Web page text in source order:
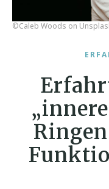
©Caleb Woods on